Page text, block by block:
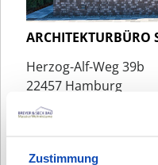
Zustimmung
ARCHITEKTURBÜRO
Herzog-Alf-Weg 39b
22457 Hamburg
Tel.: